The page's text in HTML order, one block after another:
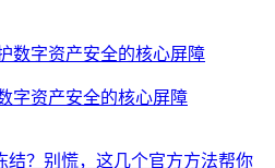
字资产安全的核心屏障